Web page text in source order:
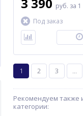
руб. за
Под заказ
1 2 3 ...
Рекомендуем также
категории: